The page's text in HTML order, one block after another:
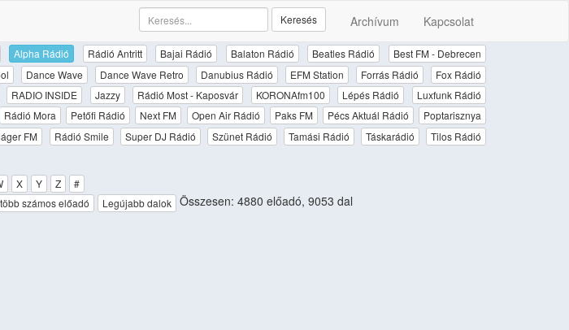
Archívum Kapcsolat
Keresés
Alpha Rádió Rádió Antritt Bajai Rádió Balaton Rádió Beatles Rádió
Best FM - Debrecen
Dance Wave Dance Wave Retro Danubius Rádió EFM Station Forrás Rádió
Fox Rádió
RADIO INSIDE Jazzy Rádió Most - Kaposvár KORONAfm100 Lépés Rádió
Luxfunk Rádió
Rádió Mora Petőfi Rádió Next FM Open Air Rádió Paks FM Pécs Aktuál Rádió
Poptarisznya
FM Rádió Smile Super DJ Rádió Szünet Rádió Tamási Rádió Táskarádió
Tilos Rádió
X Y Z
#
számos előadó Legújabb dalok Összesen: 4880 előadó, 9053 dal